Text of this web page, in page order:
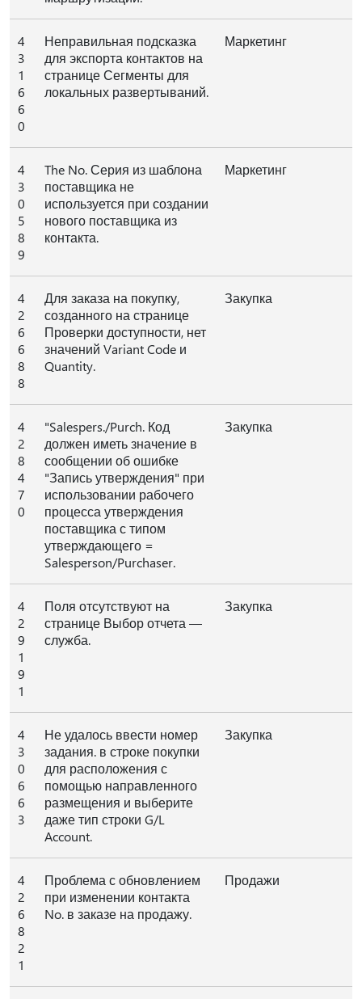
4
3
1
6
6
0
Неправильная подсказка
для экспорта контактов на
странице Сегменты для
локальных развертываний.
Маркетинг
4
3
0
5
8
9
The No. Серия из шаблона
поставщика не
используется при создании
нового поставщика из
контакта.
Маркетинг
4
2
6
6
8
8
Для заказа на покупку,
созданного на странице
Проверки доступности, нет
значений Variant Code и
Quantity.
Закупка
4
2
8
4
7
0
"Salespers./Purch. Код
должен иметь значение в
сообщении об ошибке
"Запись утверждения" при
использовании рабочего
процесса утверждения
поставщика с типом
утверждающего =
Salesperson/Purchaser.
Закупка
4
2
9
1
9
1
Поля отсутствуют на
странице Выбор отчета —
служба.
Закупка
4
3
0
6
6
3
Не удалось ввести номер
задания. в строке покупки
для расположения с
помощью направленного
размещения и выберите
даже тип строки G/L
Account.
Закупка
4
2
6
8
2
1
Проблема с обновлением
при изменении контакта
No. в заказе на продажу.
Продажи